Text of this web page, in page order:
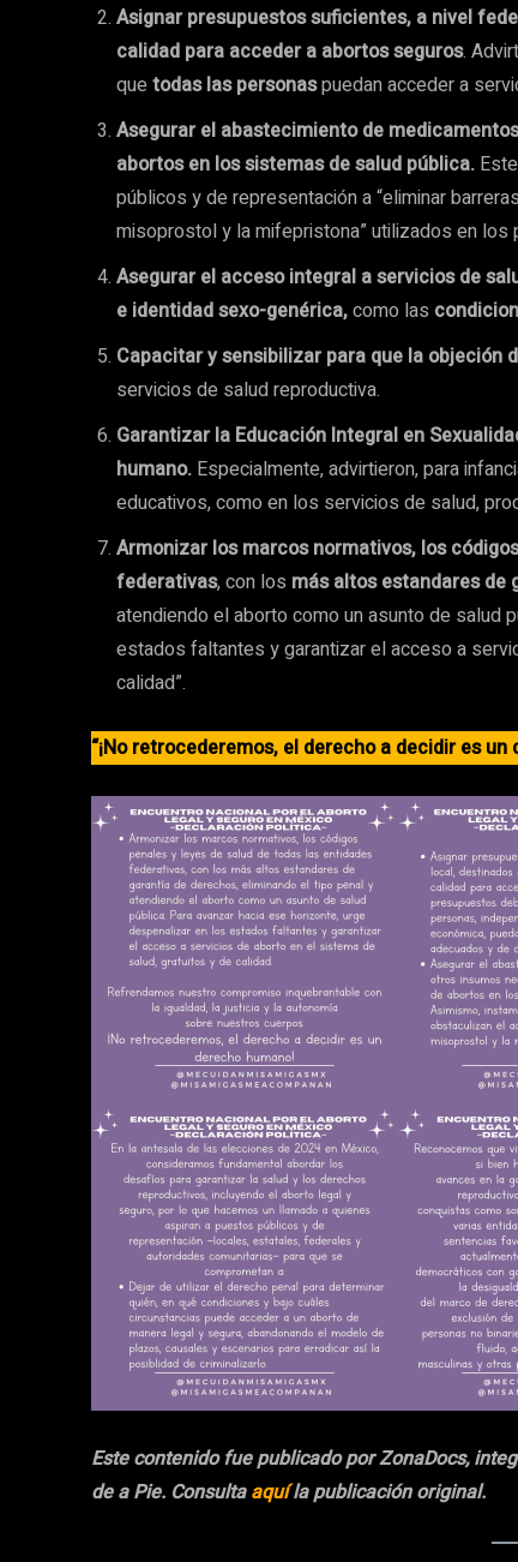
Asignar presupuestos suficientes, a nivel
calidad para acceder a abortos seguros.
que todas las personaspuedan acceder a
Asegurar el abastecimiento de
abortos en los sistemas de salud pública.
públicos y de representación a “eliminar
misoprostol y la mifepristona” utilizados en
Asegurar el acceso integral a servicios de
e identidad sexo-genérica,como las
Capacitar y sensibilizar para que la objeción
servicios de salud reproductiva.
Garantizar la Educación Integral en
humano. Especialmente, advirtieron, para
educativos, como en los servicios de salud,
Armonizar los marcos normativos, los
federativas, con los más altos estandares de
atendiendo el aborto como un asunto de salud
estados faltantes y garantizar el acceso a
calidad”.
“¡No retrocederemos, el derecho a decidir es
Este contenido fue publicado por ZonaDocs,
de a Pie. Consultaaquíla publicación original.